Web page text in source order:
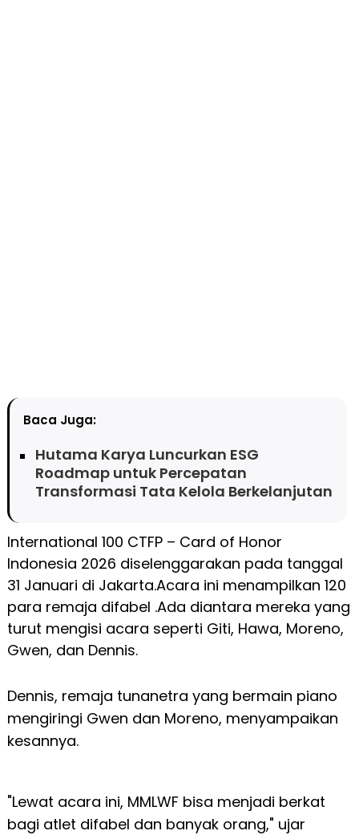
Baca Juga:
Hutama Karya Luncurkan ESG
Roadmap untuk Percepatan
Transformasi Tata Kelola Berkelanjutan
International 100 CTFP – Card of Honor
Indonesia 2026 diselenggarakan pada tanggal
31 Januari di Jakarta.Acara ini menampilkan 120
para remaja difabel .Ada diantara mereka yang
turut mengisi acara seperti Giti, Hawa, Moreno,
Gwen, dan Dennis.
Dennis, remaja tunanetra yang bermain piano
mengiringi Gwen dan Moreno, menyampaikan
kesannya.
"Lewat acara ini, MMLWF bisa menjadi berkat
bagi atlet difabel dan banyak orang," ujar